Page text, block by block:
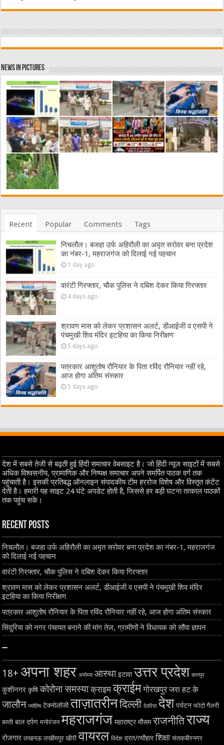
News in Pictures
Recent Popular Comments Tags
निचलौल। बजहा उर्फ अहिरौली का अमृत सरोवर बना प्रदेश
का नंबर-1, महराजगंज को दिलाई नई पहचान
1 day ago
वारंटी गिरफ्तार, चौक पुलिस ने दबिश देकर किया गिरफ्तार
4 days ago
श्रावण मास को लेकर प्रशासन अलर्ट, डीआईजी व एसपी ने
पंचमुखी शिव मंदिर इटहिया का किया निरीक्षण
5 days ago
पत्रकार आशुतोष रौनियार के पिता रविंद रौनियार नहीं रहे,
आज होगा अंतिम संस्कार
5 days ago
देश में सबसे तेजी से बढ़ती हुई हिंदी समाचार वेबसाइट है। जो हिंदी न्यूज साइटों में सबसे
अधिक विश्वसनीय, प्रामाणिक और निष्पक्ष समाचार अपने समर्पित पाठक वर्ग तक
पहुंचाती है। इसकी प्रतिबद्ध ऑनलाइन संपादकीय टीम हररोज विशेष और विस्तृत कंटेंट
देती है। हमारी यह साइट 24 घंटे अपडेट होती है, जिससे हर बड़ी घटना तत्काल पाठकों
तक पहुंच सके।
Recent Posts
निचलौल। बजहा उर्फ अहिरौली का अमृत सरोवर बना प्रदेश का नंबर-1, महराजगंज
को दिलाई नई पहचान
वारंटी गिरफ्तार, चौक पुलिस ने दबिश देकर किया गिरफ्तार
श्रावण मास को लेकर प्रशासन अलर्ट, डीआईजी व एसपी ने पंचमुखी शिव मंदिर
इटहिया का किया निरीक्षण
पत्रकार आशुतोष रौनियार के पिता रविंद रौनियार नहीं रहे, आज होगा अंतिम संस्कार
सिंदुरिया को नगर पंचायत बनाने की मांग तेज, ग्रामीणों ने विधायक को सौंपा ज्ञापन
–
18+ अपना शहर अयोध्या आस्था इटावा उत्तर प्रदेश कानपुर
कुशीनगर कृषि कोरोना समस्या क्राइम क्राईम गोरखपुर जरा हट के
जालौन ज्योतिष टेक्नोलॉजी ताज़ातरीनदिल्ली देवरिया देश पर्यटन फोटो गैलरी
बस्ती बाल दर्पण मनोरंजन महराजगंज महाराष्ट्र मौसम राजनीतिराज्य
रोजगार लखनऊ लखीमपुर खीरी वायरल विदेश व्रत/त्यौहार शिक्षा संतकबीरनगर